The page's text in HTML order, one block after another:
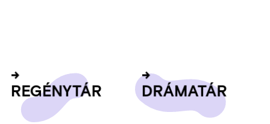
RE­GÉNY­TÁR DRÁ­MA­TÁR